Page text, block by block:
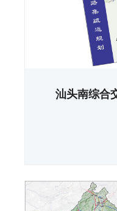
汕头南综合